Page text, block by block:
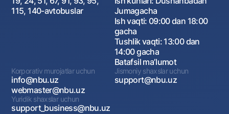
115, 140-avtobuslar
Jumagacha
Ish vaqti: 09:00 dan 18:00
gacha
Tushlik vaqti: 13:00 dan
14:00 gacha
Batafsil maʼlumot
Korporativ murojatlar uchun
info@nbu.uz
webmaster@nbu.uz
Jismoniy shaxslar uchun
support@nbu.uz
Yuridik shaxslar uchun
support_business@nbu.uz